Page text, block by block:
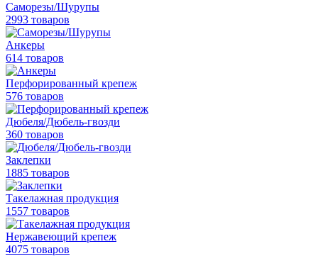
Саморезы/Шурупы
2993 товаров
Анкеры
614 товаров
Перфорированный крепеж
576 товаров
Дюбеля/Дюбель-гвозди
360 товаров
Заклепки
1885 товаров
Такелажная продукция
1557 товаров
Нержавеющий крепеж
4075 товаров